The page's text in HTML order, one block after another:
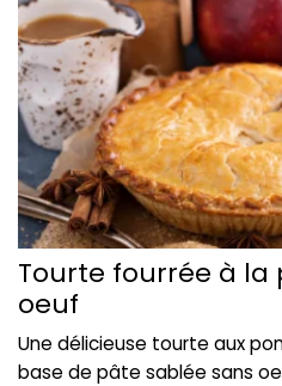
Tourte fourrée à la
oeuf
Une délicieuse tourte aux
base de pâte sablée sans